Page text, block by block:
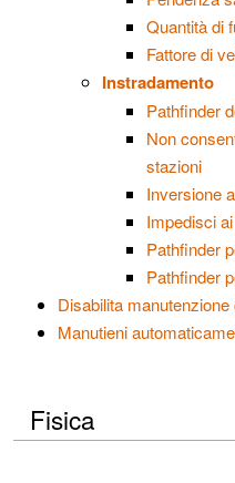
Quantità di
Fattore di
Instradamento
Pathfinder
Non
stazioni
Inversione
Impedisci
Pathfinder
Pathfinder
Disabilita
Manutieni
Fisica